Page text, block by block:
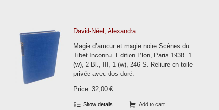
David-Néel, Alexandra:
Magie d’amour et magie noire Scènes du
Tibet Inconnu. Edition Plon, Paris 1938. 1
(w), 2 Bl., III, 1 (w), 246 S. Reliure en toile
privée avec dos doré.
Price: 32,00 €
Show details… Add to cart